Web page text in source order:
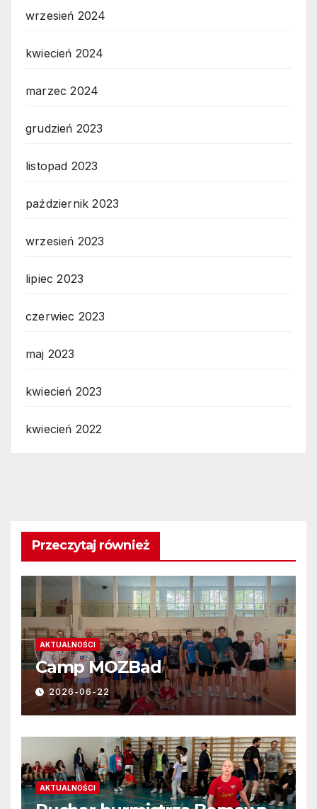
wrzesień 2024
kwiecień 2024
marzec 2024
grudzień 2023
listopad 2023
październik 2023
wrzesień 2023
lipiec 2023
czerwiec 2023
maj 2023
kwiecień 2023
kwiecień 2022
Przeczytaj również
AKTUALNOŚCI
Camp MOZBad
2026-06-22
AKTUALNOŚCI